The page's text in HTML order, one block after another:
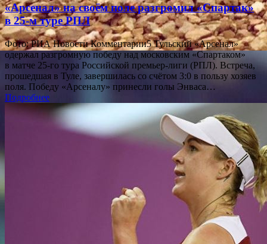
«Арсенал» на своём поле разгромил «Спартак»
в 25-м туре РПЛ
Фото: РИА Новости Комментарии5 Тульский «Арсенал»
одержал разгромную победу над московским «Спартаком»
в матче 25-го тура Российской премьер-лиги (РПЛ). Встреча,
прошедшая в Туле, завершилась со счётом 3:0 в пользу хозяев
поля. Победу «Арсеналу» принесли голы Энваса…
Подробнее